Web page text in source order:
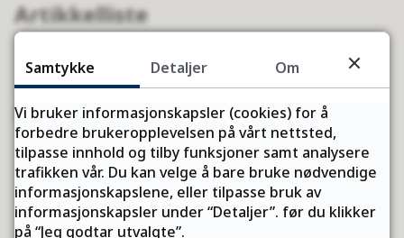
Artikkelliste
Kontakt
Fant du det du lette etter?
Samtykke Detaljer Om
Vi bruker informasjonskapsler (cookies) for å
forbedre brukeropplevelsen på vårt nettsted,
tilpasse innhold og tilby funksjoner samt analysere
trafikken vår. Du kan velge å bare bruke nødvendige
informasjonskapslene, eller tilpasse bruk av
informasjonskapsler under “Detaljer”. før du klikker
på “Jeg godtar utvalgte”.